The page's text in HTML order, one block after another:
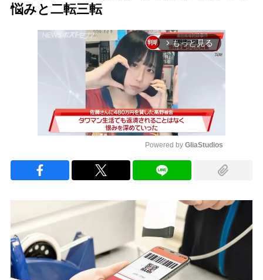
悩みと二転三転
arrow_forward_ios もっと見る
Powered by GliaStudios